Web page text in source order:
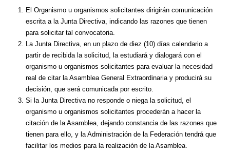
El Organismo u organismos solicitantes dirigirán comunicación
escrita a la Junta Directiva, indicando las razones que tienen
para solicitar tal convocatoria.
La Junta Directiva, en un plazo de diez (10) días calendario a
partir de recibida la solicitud, la estudiará y dialogará con el
organismo u organismos solicitantes para evaluar la necesidad
real de citar la Asamblea General Extraordinaria y producirá su
decisión, que será comunicada por escrito.
Si la Junta Directiva no responde o niega la solicitud, el
organismo u organismos solicitantes procederán a hacer la
citación de la Asamblea, dejando constancia de las razones que
tienen para ello, y la Administración de la Federación tendrá que
facilitar los medios para la realización de la Asamblea.